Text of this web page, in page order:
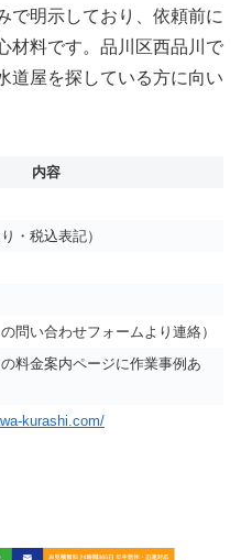
で明示しており、依頼前に
材料です。品川区西品川で
道屋を探している方に向い
内容
・税込表記）
問い合わせフォームより連絡）
料金案内ページに作業事例あ
kurashi.com/